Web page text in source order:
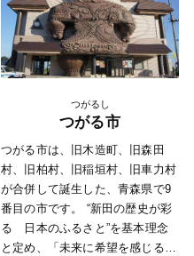
ュールにて一部返礼品において一
時的に受付を停止することといた
しました。 寄附者の皆様には、
突然のご案内となりご不便をおか
すようお願い申し上げます。 今
後とも外ヶ浜町ふるさと納税を宜
しくお願いいたします。 ≪スケ
ジュール≫ 次の日程で一部返礼
品において一時受付を停止させて
いただきます。 受付停止日時：
2025年9月1日（月）～9月2日
（火）
つがるし
つがる市
つがる市は、旧木造町、旧森田
村、旧柏村、旧稲垣村、旧車力村
が合併して誕生した、青森県で9
番目の市です。 “新田の歴史が彩
る 日本のふるさと”を基本理念
と定め、「未来に希望を感じる活